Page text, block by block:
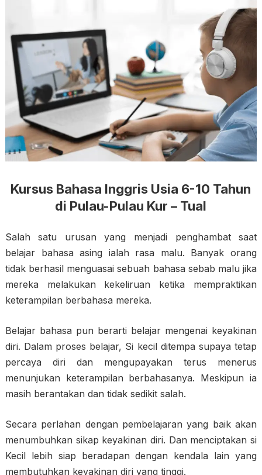
Kursus Bahasa Inggris Usia 6-10 Tahun
di Pulau-Pulau Kur – Tual
Salah satu urusan yang menjadi penghambat saat
belajar bahasa asing ialah rasa malu. Banyak orang
tidak berhasil menguasai sebuah bahasa sebab malu jika
mereka melakukan kekeliruan ketika mempraktikan
keterampilan berbahasa mereka.
Belajar bahasa pun berarti belajar mengenai keyakinan
diri. Dalam proses belajar, Si kecil ditempa supaya tetap
percaya diri dan mengupayakan terus menerus
menunjukan keterampilan berbahasanya. Meskipun ia
masih berantakan dan tidak sedikit salah.
Secara perlahan dengan pembelajaran yang baik akan
menumbuhkan sikap keyakinan diri. Dan menciptakan si
Kecil lebih siap beradapan dengan kendala lain yang
membutuhkan keyakinan diri yang tinggi.